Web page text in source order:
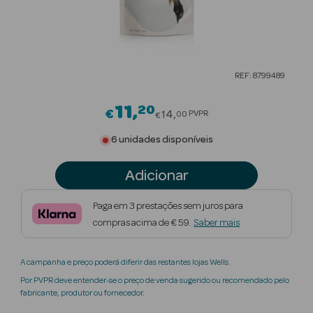
Beauty Season
Beauty Season
Nutricosmética
Perfumes
Beauty Season
REF: 8799489
€11 20Price reduced from
€14 00 PVPR
6 unidades disponíveis
Adicionar
Paga em 3 prestações sem juros para
compras acima de € 59. Saber mais
A campanha e preço poderá diferir das restantes lojas Wells.
Por PVPR deve entender-se o preço de venda sugerido ou recomendado pelo
fabricante, produtor ou fornecedor.